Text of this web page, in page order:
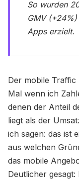
So wurden
GMV
Apps erzielt.
​Der mobile Traffic
Mal wenn ich
denen der Anteil
liegt als der
ich sagen: das ist
aus welchen
das mobile
Deutlicher